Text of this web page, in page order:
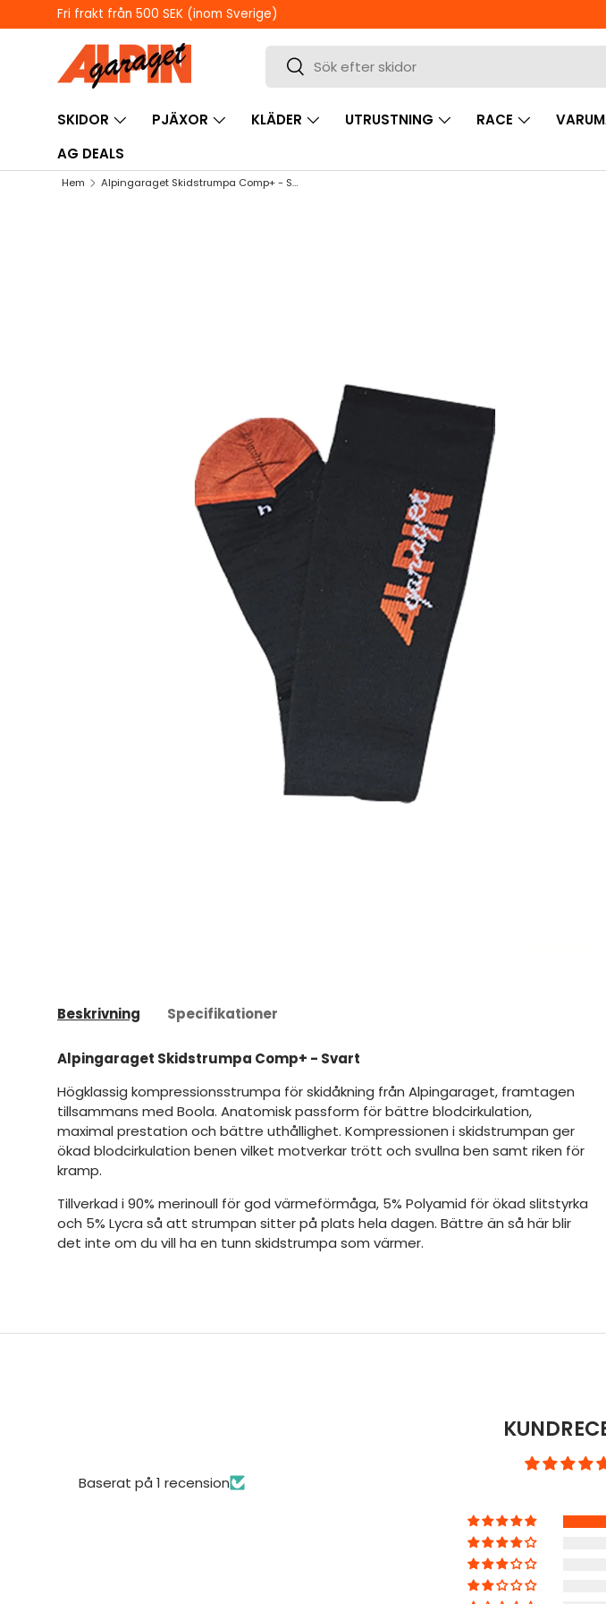
HOPPA TILL INNEHÅLL
Fri frakt från 500 SEK (inom Sverige)
Sök
Sök
SKIDOR PJÄXOR KLÄDER UTRUSTNING RACE
AG DEALS
Hem Alpingaraget Skidstrumpa Comp+ - Svart
Beskrivning Specifikationer
Alpingaraget Skidstrumpa Comp+ - Svart
Högklassig kompressionsstrumpa för skidåkning från Alpingaraget, framtagen
tillsammans med Boola. Anatomisk passform för bättre blodcirkulation,
maximal prestation och bättre uthållighet. Kompressionen i skidstrumpan ger
ökad blodcirkulation benen vilket motverkar trött och svullna ben samt riken för
kramp.
Tillverkad i 90% merinoull för god värmeförmåga, 5% Polyamid för ökad slitstyrka
och 5% Lycra så att strumpan sitter på plats hela dagen. Bättre än så här blir
det inte om du vill ha en tunn skidstrumpa som värmer.
Baserat på 1 recension